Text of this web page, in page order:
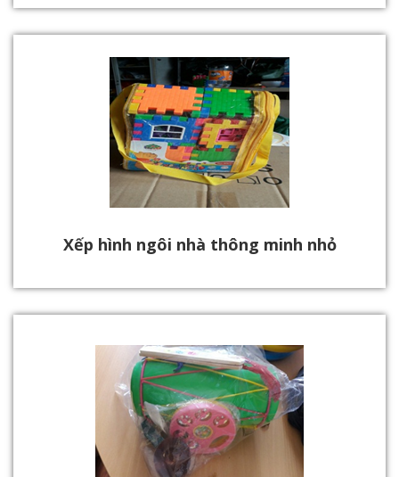
Xếp hình ngôi nhà thông minh nhỏ